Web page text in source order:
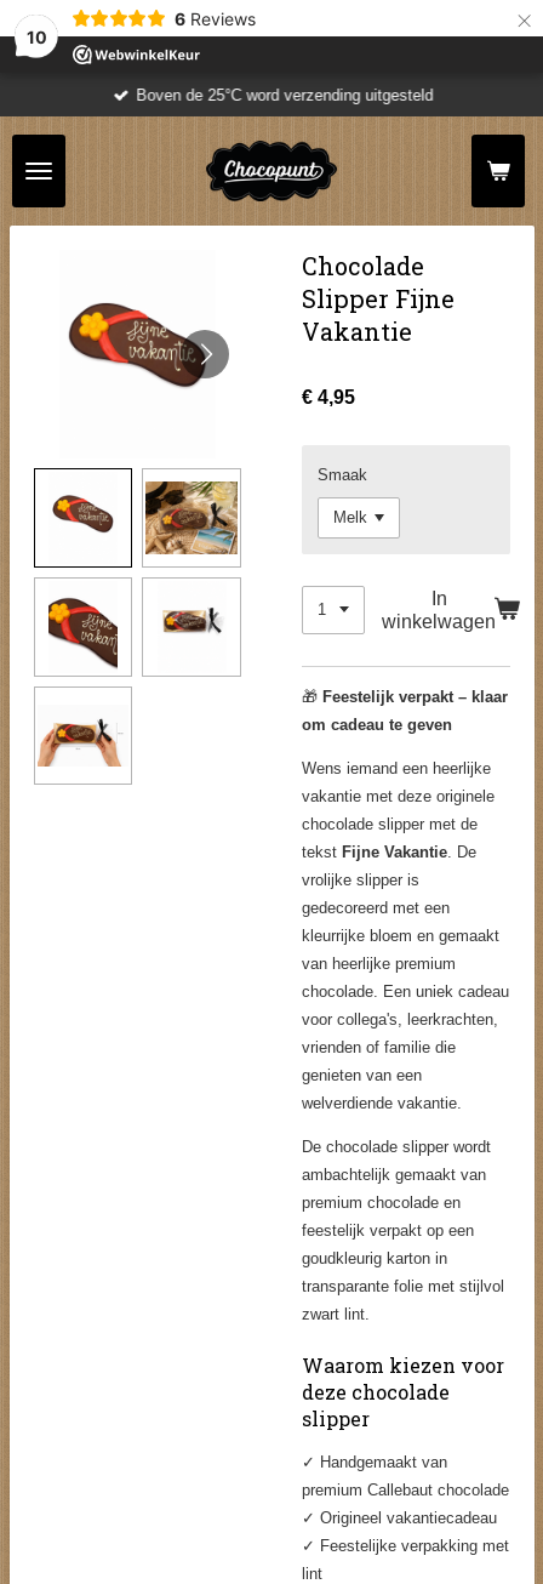
10
6 Reviews ×
Boven de 25°C word verzending uitgesteld
Chocolade
Slipper Fijne
Vakantie
€ 4,95
Smaak
In
winkelwagen
🎁 Feestelijk verpakt – klaar
om cadeau te geven
Wens iemand een heerlijke
vakantie met deze originele
chocolade slipper met de
tekst Fijne Vakantie. De
vrolijke slipper is
gedecoreerd met een
kleurrijke bloem en gemaakt
van heerlijke premium
chocolade. Een uniek cadeau
voor collega's, leerkrachten,
vrienden of familie die
genieten van een
welverdiende vakantie.
De chocolade slipper wordt
ambachtelijk gemaakt van
premium chocolade en
feestelijk verpakt op een
goudkleurig karton in
transparante folie met stijlvol
zwart lint.
Waarom kiezen voor
deze chocolade
slipper
✓ Handgemaakt van
premium Callebaut chocolade
✓ Origineel vakantiecadeau
✓ Feestelijke verpakking met
lint